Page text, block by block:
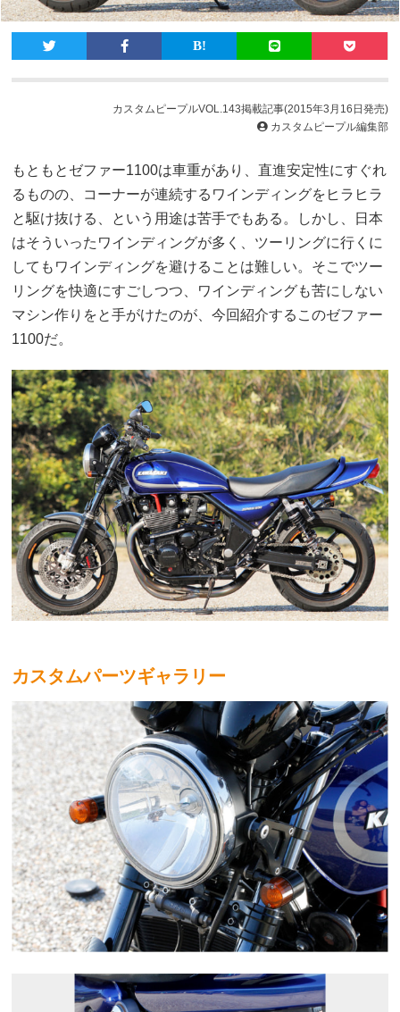
カスタムピープルVOL.143掲載記事(2015年3月16日発売)
カスタムピープル編集部
もともとゼファー1100は車重があり、直進安定性にすぐれ
るものの、コーナーが連続するワインディングをヒラヒラ
と駆け抜ける、という用途は苦手でもある。しかし、日本
はそういったワインディングが多く、ツーリングに行くに
してもワインディングを避けることは難しい。そこでツー
リングを快適にすごしつつ、ワインディングも苦にしない
マシン作りをと手がけたのが、今回紹介するこのゼファー
1100だ。
カスタムパーツギャラリー